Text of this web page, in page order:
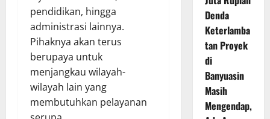
pendidikan, hingga
administrasi lainnya.
Pihaknya akan terus
berupaya untuk
menjangkau wilayah-
wilayah lain yang
membutuhkan pelayanan
Denda
Keterlamba
tan Proyek
di
Banyuasin
Masih
Mengendap,